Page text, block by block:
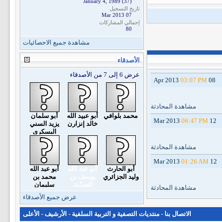
08 Apr 2013
03:07 PM
مشاهدة المحادثة
12 Mar 2013
06:47 PM
مشاهدة المحادثة
12 Mar 2013
01:26 AM
مشاهدة المحادثة
تاريخ التسجيل
07 Mar 2013
إجمالي المشاركات
80
مشاهدة جميع الاحصائيات
الأصدقاء
عرض 6 إلى 7 من الأصدقاء
محمد بلوافي
أبو عبيد الله
خالد إنزارن
أبو سلمان
يزيد السني
البسكري
أبو الحارث
وليد الجزائري
أبو عبد الله
محمد بن
سليمان
البسكري
عرض جميع الأصدقاء
الاتصال بنا - منتديات التصفية و التربية السلفية - الأرشيف - الأعلى